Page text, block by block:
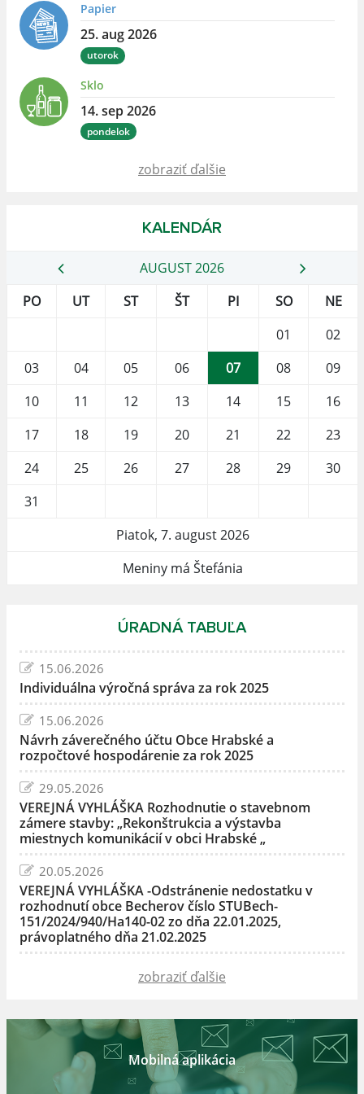
Papier
25. aug 2026
utorok
Sklo
14. sep 2026
pondelok
zobraziť ďalšie
KALENDÁR
AUGUST 2026
PO
UT ST ŠT PI SO
NE
01
02
03
04 05 06 07 08
09
10
11 12 13 14 15
16
17
18 19 20 21 22
23
24
25 26 27 28 29
30
31
Piatok, 7. august 2026
Meniny má Štefánia
ÚRADNÁ TABUĽA
15.06.2026
Individuálna výročná správa za rok 2025
15.06.2026
Návrh záverečného účtu Obce Hrabské a
rozpočtové hospodárenie za rok 2025
29.05.2026
VEREJNÁ VYHLÁŠKA Rozhodnutie o stavebnom
zámere stavby: „Rekonštrukcia a výstavba
miestnych komunikácií v obci Hrabské „
20.05.2026
VEREJNÁ VYHLÁŠKA -Odstránenie nedostatku v
rozhodnutí obce Becherov číslo STUBech-
151/2024/940/Ha140-02 zo dňa 22.01.2025,
právoplatného dňa 21.02.2025
zobraziť ďalšie
Mobilná aplikácia